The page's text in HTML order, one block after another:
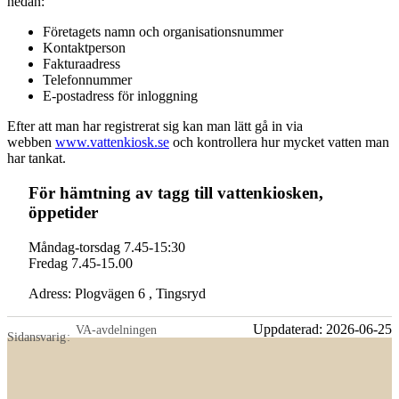
Företagets namn och organisationsnummer
Kontaktperson
Fakturaadress
Telefonnummer
E-postadress för inloggning
Efter att man har registrerat sig kan man lätt gå in via
webben www.vattenkiosk.se och kontrollera hur mycket vatten man
har tankat.
För hämtning av tagg till vattenkiosken,
öppetider
Måndag-torsdag 7.45-15:30
Fredag 7.45-15.00
Adress: Plogvägen 6 , Tingsryd
VA-avdelningen
Sidansvarig
Uppdaterad: 2026-06-25